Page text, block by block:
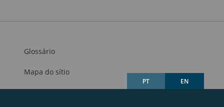
PT EN
Glossário
Mapa do sítio
Links úteis